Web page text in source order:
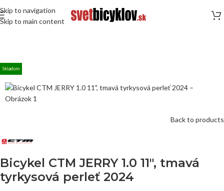
Skip to navigation
Skip to main content
Skladom
Back to products
Bicykel CTM JERRY 1.0 11″, tmavá
tyrkysová perleť 2024